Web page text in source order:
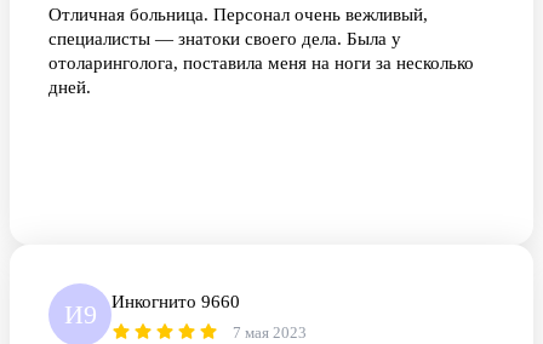
Отличная больница. Персонал очень вежливый,
специалисты — знатоки своего дела. Была у
отоларинголога, поставила меня на ноги за несколько
дней.
И9 Инкогнито 9660
7 мая 2023